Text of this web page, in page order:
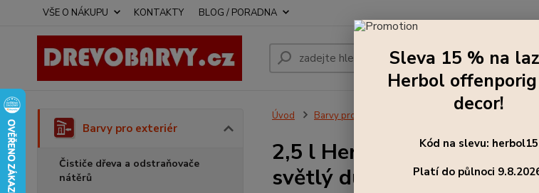
VŠE O NÁKUPU KONTAKTY BLOG / PORADNA
Hledat
Barvy pro exteriér
Čističe dřeva a odstraňovače
nátěrů
Úvod Barvy pro exteriér 2,5 l Herbol Offenporig
2,5 l Herbol Offenporig
světlý dub
Sleva 15 % na
Herbol
decor!
Kód na slevu: herbol15
Platí do půlnoci